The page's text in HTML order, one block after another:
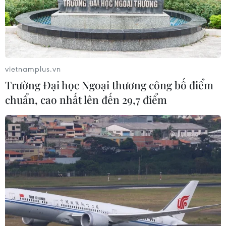
06/08/2026 09:41
Quân đội Hàn Quốc thông báo Triều
Tiên phóng vật thể chưa xác định
06/08/2026 08:31
Dấu mốc quan trọng trong quan hệ
Việt Nam-Australia
06/08/2026 08:29
Hàn Quốc tăng cường giải pháp
ngăn chặn đánh bạc trực tuyến trong
quân đội
vietnamplus.vn
Trường Đại học Ngoại thương công bố điểm
chuẩn, cao nhất lên đến 29,7 điểm